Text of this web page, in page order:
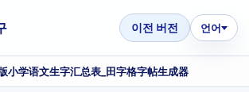
이전 버전 언어
小学语文生字汇总表_田字格字帖生成器